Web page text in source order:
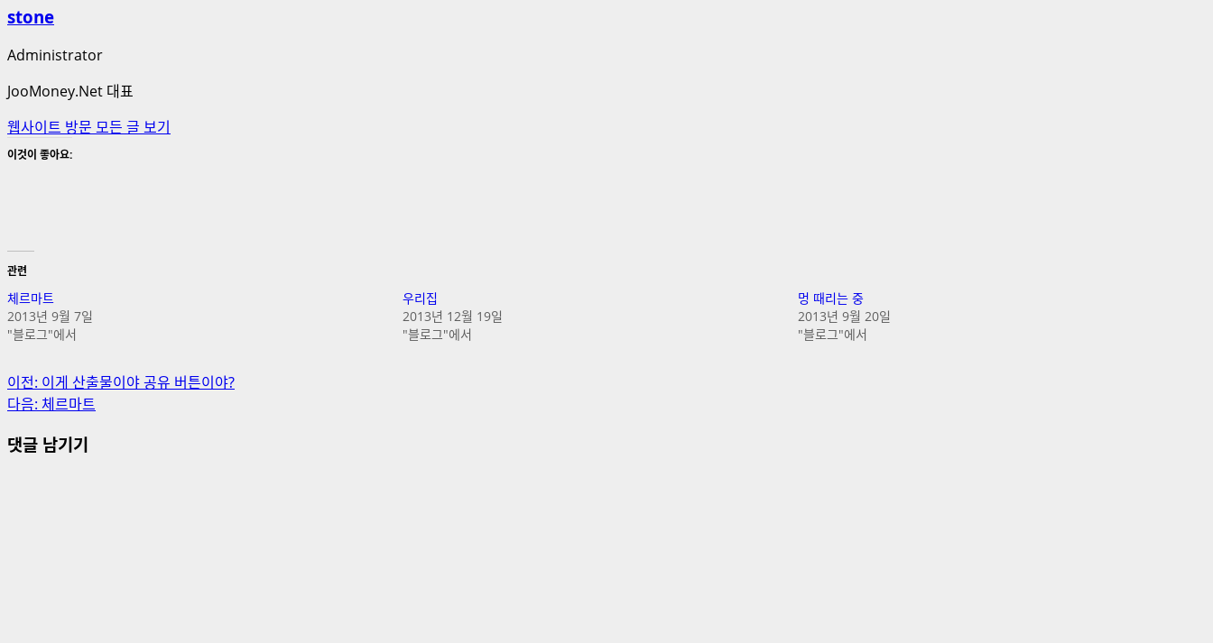
stone
Administrator
JooMoney.Net 대표
웹사이트 방문 모든 글 보기
이것이 좋아요:
관련
체르마트
2013년 9월 7일
"블로그"에서
우리집
2013년 12월 19일
"블로그"에서
멍 때리는 중
2013년 9월 20일
"블로그"에서
게
시
물
이전: 이게 산출물이야 공유 버튼이야?
다음: 체르마트
댓글 남기기